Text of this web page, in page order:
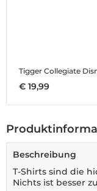
Tigger Collegiate
€ 19,99
Beschreibung
T-Shirts sind die
Nichts ist besser